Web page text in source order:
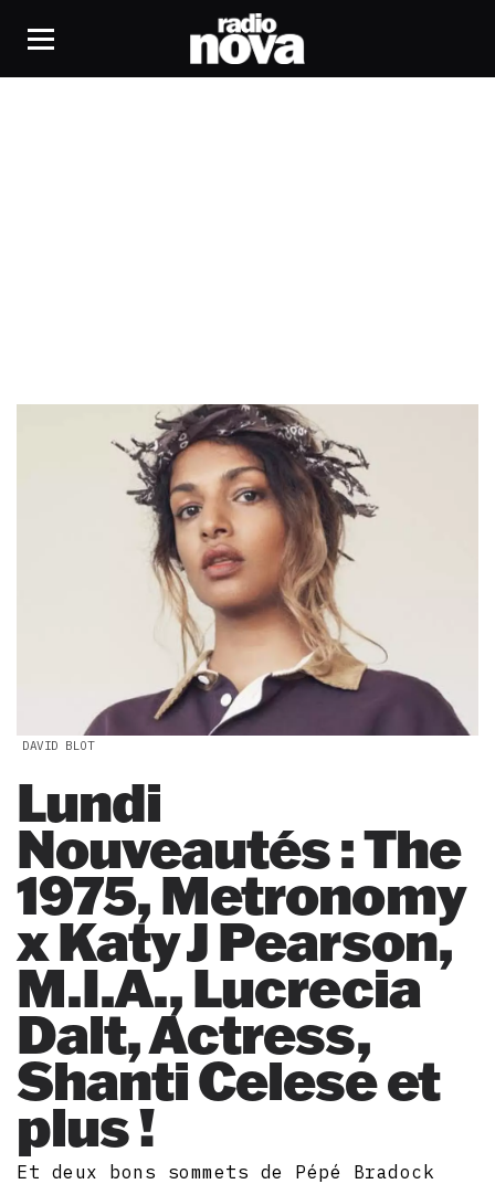
DAVID BLOT
Lundi
Nouveautés : The
1975, Metronomy
x Katy J Pearson,
M.I.A., Lucrecia
Dalt, Actress,
Shanti Celese et
plus !
Et deux bons sommets de Pépé Bradock